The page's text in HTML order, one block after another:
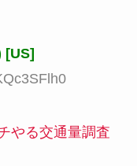
[US]
やる交通量調査